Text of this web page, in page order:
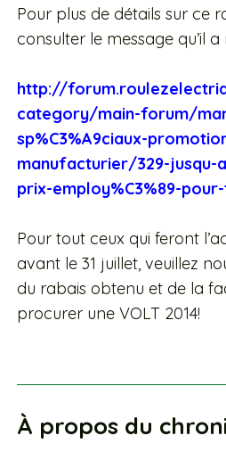
Pour plus de détails sur ce
consulter le message qu’il
http://
category/main-forum/
sp%C3%A9ciaux-
manufacturier/329-jusqu-
prix-employ%C3%89-
Pour tout ceux qui feront
avant le 31 juillet, veuillez
du rabais obtenu et de la
procurer une VOLT 2014!
À propos du